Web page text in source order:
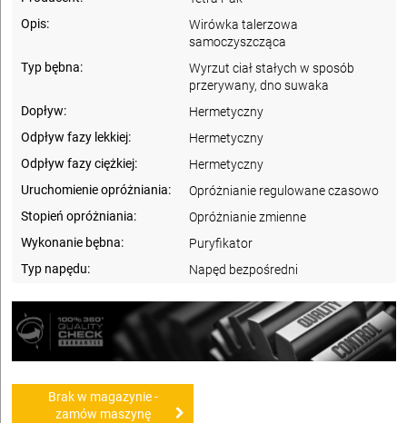
Opis:
Wirówka talerzowa
samoczyszcząca
Typ bębna:
Wyrzut ciał stałych w sposób
przerywany, dno suwaka
Dopływ:
Hermetyczny
Odpływ fazy lekkiej:
Hermetyczny
Odpływ fazy ciężkiej:
Hermetyczny
Uruchomienie opróżniania:
Opróżnianie regulowane czasowo
Stopień opróżniania:
Opróżnianie zmienne
Wykonanie bębna:
Puryfikator
Typ napędu:
Napęd bezpośredni
Brak w magazynie -
zamów maszynę